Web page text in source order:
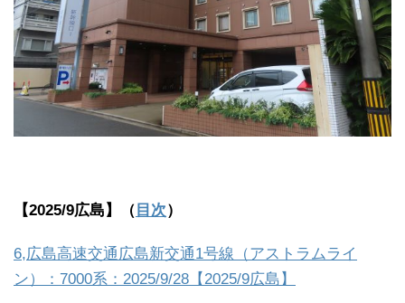
【2025/9広島】（ 目次）
6,広島高速交通広島新交通1号線（アストラムライ
ン）：7000系：2025/9/28【2025/9広島】